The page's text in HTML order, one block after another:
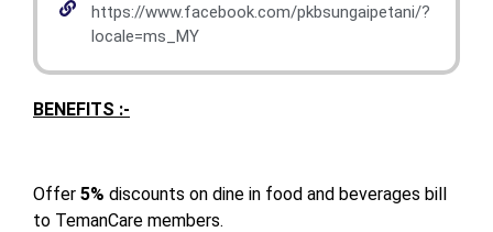
BENEFITS :-
Offer 5% discounts on dine in food and beverages bill
to TemanCare members.
https://www.facebook.com/pkbsungaipetani/?
locale=ms_MY